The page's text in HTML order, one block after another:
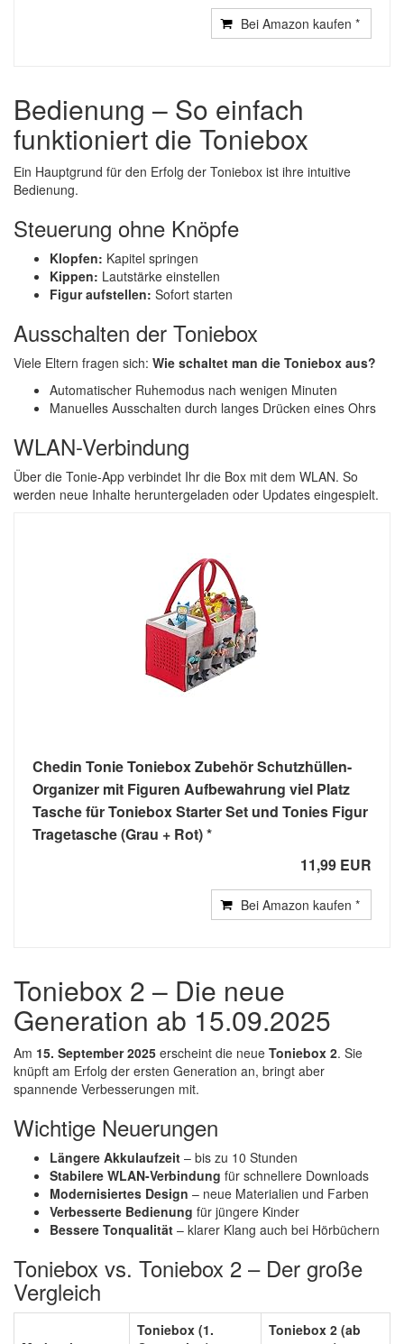
Bei Amazon kaufen
Bedienung – So einfach
funktioniert die Toniebox
Ein Hauptgrund für den Erfolg der Toniebox ist ihre intuitive
Bedienung.
Steuerung ohne Knöpfe
Klopfen: Kapitel springen
Kippen: Lautstärke einstellen
Figur aufstellen: Sofort starten
Ausschalten der Toniebox
Viele Eltern fragen sich: Wie schaltet man die Toniebox aus?
Automatischer Ruhemodus nach wenigen Minuten
Manuelles Ausschalten durch langes Drücken eines Ohrs
WLAN-Verbindung
Über die Tonie-App verbindet Ihr die Box mit dem WLAN. So
werden neue Inhalte heruntergeladen oder Updates eingespielt.
Chedin Tonie Toniebox Zubehör Schutzhüllen-
Organizer mit Figuren Aufbewahrung viel Platz
Tasche für Toniebox Starter Set und Tonies Figur
Tragetasche (Grau + Rot)
11,99 EUR
Bei Amazon kaufen
Toniebox 2 – Die neue
Generation ab 15.09.2025
Am 15. September 2025 erscheint die neue Toniebox 2. Sie
knüpft am Erfolg der ersten Generation an, bringt aber
spannende Verbesserungen mit.
Wichtige Neuerungen
Längere Akkulaufzeit – bis zu 10 Stunden
Stabilere WLAN-Verbindung für schnellere Downloads
Modernisiertes Design – neue Materialien und Farben
Verbesserte Bedienung für jüngere Kinder
Bessere Tonqualität – klarer Klang auch bei Hörbüchern
Toniebox vs. Toniebox 2 – Der große
Vergleich
Toniebox (1.
Toniebox 2 (ab